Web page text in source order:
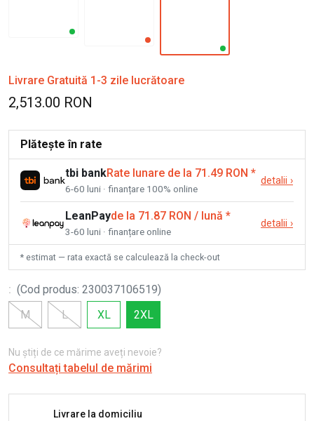
Livrare Gratuită 1-3 zile lucrătoare
2,513.00 RON
Plătește în rate
tbi bankRate lunare de la 71.49 RON *
6-60 luni · finanțare 100% online
detalii ›
LeanPayde la 71.87 RON / lună *
3-60 luni · finanțare online
detalii ›
* estimat — rata exactă se calculează la check-out
: (Cod produs: 230037106519)
M
L XL 2XL
Nu știți de ce mărime aveți nevoie?
Consultați tabelul de mărimi
Livrare la domiciliu